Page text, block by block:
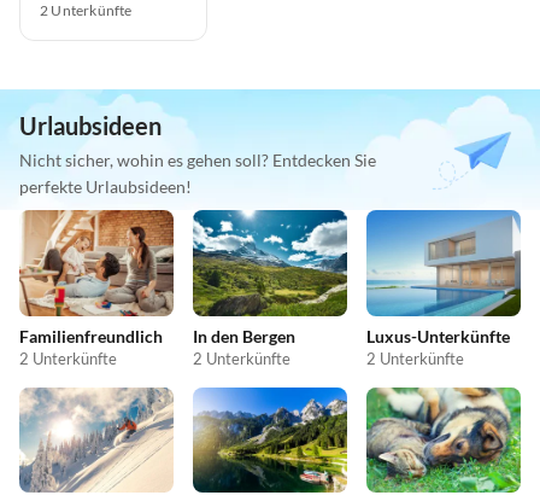
2 Unterkünfte
Urlaubsideen
Nicht sicher, wohin es gehen soll? Entdecken Sie
perfekte Urlaubsideen!
Familienfreundlich
2 Unterkünfte
In den Bergen
2 Unterkünfte
Luxus-Unterkünfte
2 Unterkünfte